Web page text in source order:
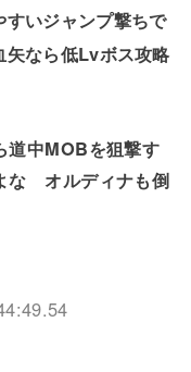
いジャンプ撃ちで
なら低Lvボス攻略
道中MOBを狙撃す
な オルディナも倒